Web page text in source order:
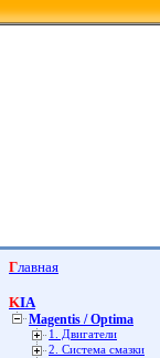
Главная
KIA
Magentis / Optima
1. Двигатели
2. Система смазки